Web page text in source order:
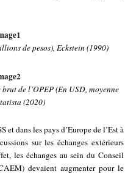
de pesos), Eckstein (1990)
de l’OPEP (En USD, moyenne
(2020)
et dans les pays d’Europe de l’Est à
sur les échanges extérieurs
les échanges au sein du Conseil
devaient augmenter pour le